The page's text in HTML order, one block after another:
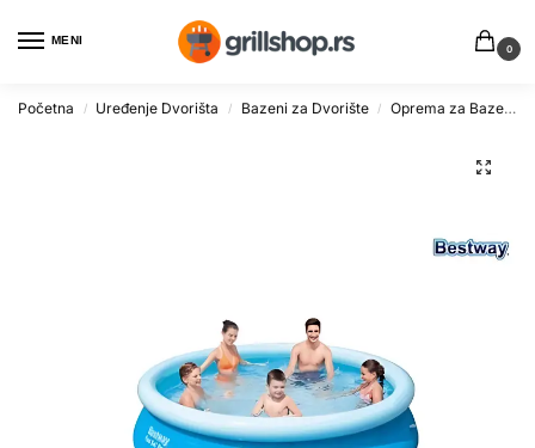
MENI
0
Početna / Uređenje Dvorišta / Bazeni za Dvorište / Oprema za Bazene